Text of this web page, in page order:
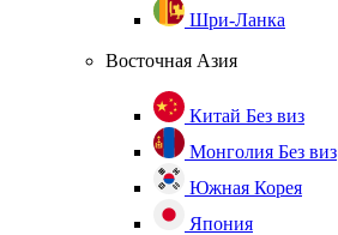
Шри-Ланка
Восточная Азия
Китай Без виз
Монголия Без виз
Южная Корея
Япония